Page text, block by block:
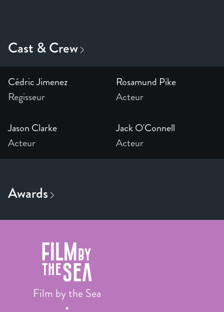
Cédric Jimenez
Regisseur
Rosamund Pike
Acteur
Jason Clarke
Acteur
Jack O'Connell
Acteur
Film by the Sea